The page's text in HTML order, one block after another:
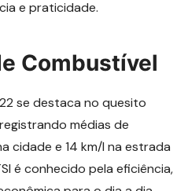
e praticidade.
Combustível
se destaca no quesito
médias de
cidade e 14 km/l na estrada
é conhecido pela eficiência,